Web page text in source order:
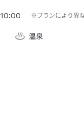
10:00 ※プランにより異
温泉